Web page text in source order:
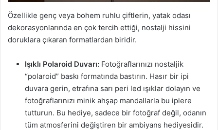
Özellikle genç veya bohem ruhlu çiftlerin, yatak odası
dekorasyonlarında en çok tercih ettiği, nostalji hissini
doruklara çıkaran formatlardan biridir.
Işıklı Polaroid Duvarı: Fotoğraflarınızı nostaljik
“polaroid” baskı formatında bastırın. Hasır bir ipi
duvara gerin, etrafına sarı peri led ışıklar dolayın ve
fotoğraflarınızı minik ahşap mandallarla bu iplere
tutturun. Bu hediye, sadece bir fotoğraf değil, odanın
tüm atmosferini değiştiren bir ambiyans hediyesidir.